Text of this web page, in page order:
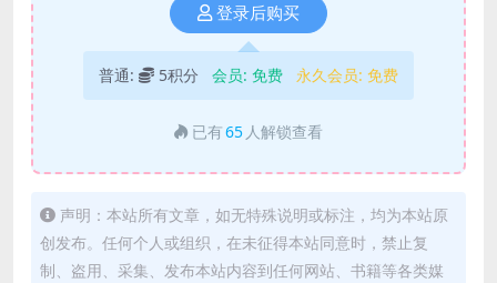
登录后购买
普通: 5积分 会员: 免费 永久会员: 免费
已有65 人解锁查看
声明：本站所有文章，如无特殊说明或标注，均为本站原
创发布。任何个人或组织，在未征得本站同意时，禁止复
制、盗用、采集、发布本站内容到任何网站、书籍等各类媒